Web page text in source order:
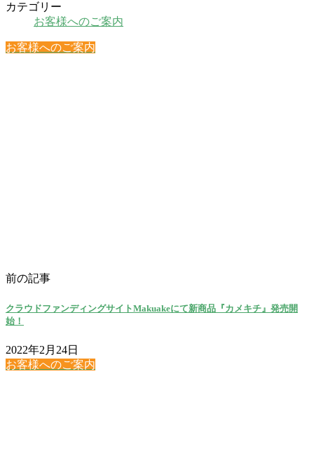
カテゴリー
お客様へのご案内
お客様へのご案内
前の記事
クラウドファンディングサイトMakuakeにて新商品『カメキチ』発売開
始！
2022年2月24日
お客様へのご案内